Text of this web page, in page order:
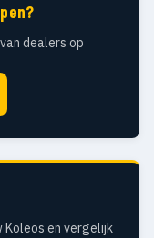
dealers op
Koleos en vergelijk